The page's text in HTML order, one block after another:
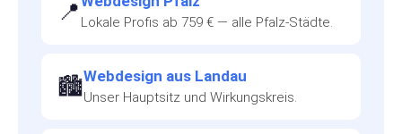
📍 Lokale Profis ab 759 € — alle Pfalz-Städte.
🏙️Webdesign aus Landau
Unser Hauptsitz und Wirkungskreis.